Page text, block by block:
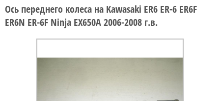
Ось переднего колеса на Kawasaki ER6 ER-6 ER6F
ER6N ER-6F Ninja EX650A 2006-2008 г.в.